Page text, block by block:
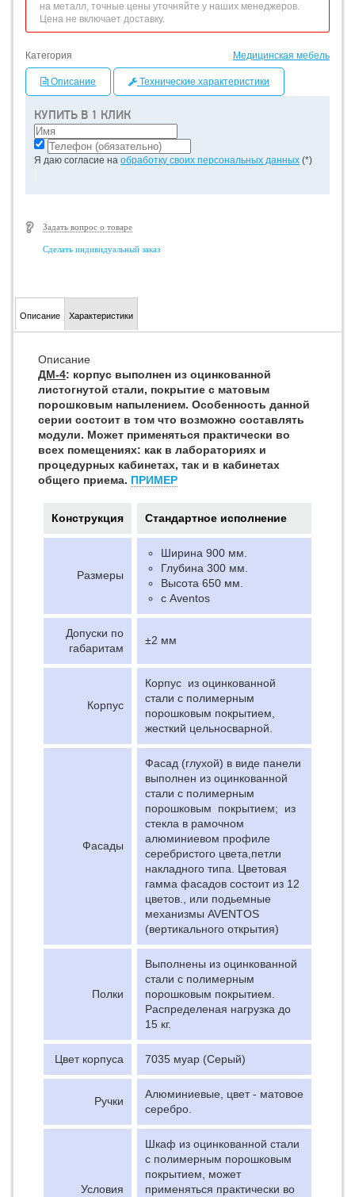
КУПИТЬ В 1 КЛИК
Я даю согласие на обработку своих персональных данных (*)
Задать вопрос о товаре
Сделать индивидуальный заказ
на металл, точные цены уточняйте у наших менеджеров.
Цена не включает доставку.
Категория Медицинская мебель
Описание Технические характеристики
Описание Характеристики
Описание
ДМ-4: корпус выполнен из оцинкованной
листогнутой стали, покрытие с матовым
порошковым напылением. Особенность данной
серии состоит в том что возможно составлять
модули. Может применяться практически во
всех помещениях: как в лабораториях и
процедурных кабинетах, так и в кабинетах
общего приема. ПРИМЕР
Конструкция Стандартное исполнение
Размеры
Ширина 900 мм.
Глубина 300 мм.
Высота 650 мм.
с Aventos
Допуски по
габаритам
±2 мм
Корпус
Корпус из оцинкованной
стали с полимерным
порошковым покрытием,
жесткий цельносварной.
Фасады
Фасад (глухой) в виде панели
выполнен из оцинкованной
стали с полимерным
порошковым покрытием; из
стекла в рамочном
алюминиевом профиле
серебристого цвета,петли
накладного типа. Цветовая
гамма фасадов состоит из 12
цветов., или подьемные
механизмы AVENTOS
(вертикального открытия)
Полки
Выполнены из оцинкованной
стали с полимерным
порошковым покрытием.
Распределеная нагрузка до
15 кг.
Цвет корпуса 7035 муар (Серый)
Ручки
Алюминиевые, цвет - матовое
серебро.
Условия
Шкаф из оцинкованной стали
с полимерным порошковым
покрытием, может
применяться практически во